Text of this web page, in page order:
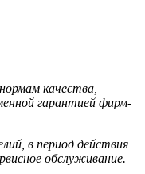
качества,
гарантией фирм-
в период действия
обслуживание.